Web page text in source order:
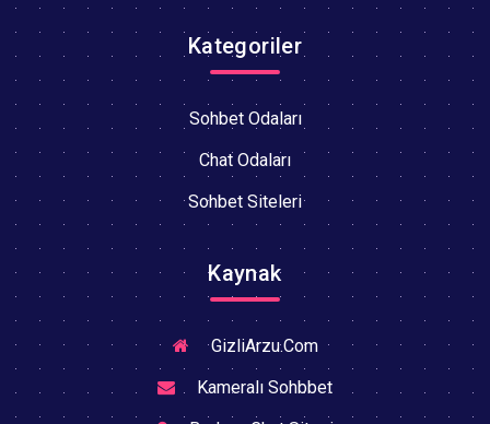
Kategoriler
Sohbet Odaları
Chat Odaları
Sohbet Siteleri
Kaynak
GizliArzu.Com
Kameralı Sohbbet